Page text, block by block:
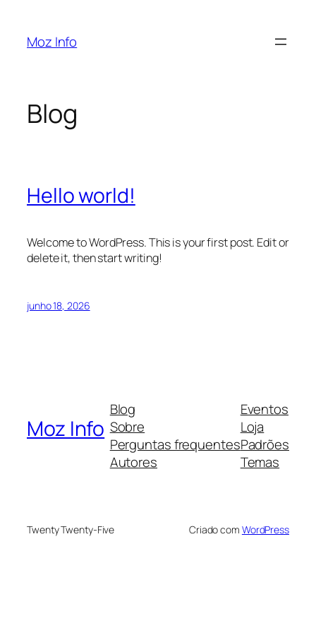
Moz Info
Blog
Hello world!
Welcome to WordPress. This is your first post. Edit or
delete it, then start writing!
junho 18, 2026
Moz Info
Blog
Sobre
Perguntas frequentes
Autores
Eventos
Loja
Padrões
Temas
Twenty Twenty-Five Criado com WordPress